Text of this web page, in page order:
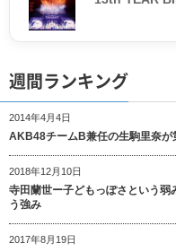
週間ランキング
2014年4月4日
AKB48チームB兼任の生駒里奈
2018年12月10日
寺田蘭世ー子どもっぽさという弱
う強み
2017年8月19日